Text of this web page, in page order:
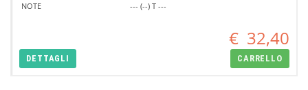
NOTE
--- (--) T ---
€ 32,40
DETTAGLI CARRELLO